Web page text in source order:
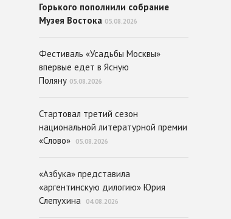
Горького пополнили собрание
Музея Востока 05.08.2026
Фестиваль «Усадьбы Москвы»
впервые едет в Ясную
Поляну 05.08.2026
Стартовал третий сезон
национальной литературной премии
«Слово»
05.08.2026
«Азбука» представила
«аргентинскую дилогию» Юрия
Слепухина
04.08.2026